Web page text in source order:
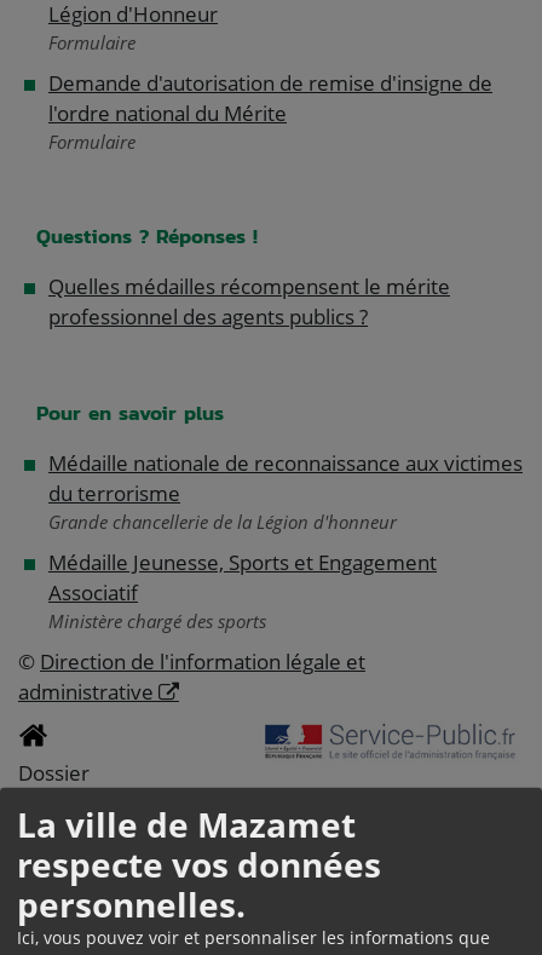
La ville de Mazamet
respecte vos données
personnelles.
Ici, vous pouvez voir et personnaliser les informations que
Légion d'Honneur
Formulaire
Demande d'autorisation de remise d'insigne de
l'ordre national du Mérite
Formulaire
Questions ? Réponses !
Quelles médailles récompensent le mérite
professionnel des agents publics ?
Pour en savoir plus
Médaille nationale de reconnaissance aux victimes
du terrorisme
Grande chancellerie de la Légion d'honneur
Médaille Jeunesse, Sports et Engagement
Associatif
Ministère chargé des sports
© Direction de l'information légale et
administrative
Dossier
MÉDAILLES ET
DÉCORATIONS
OFFICIELLES